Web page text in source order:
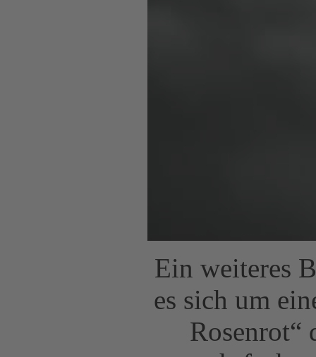
Ein weiteres
es sich um
Rosenrot“